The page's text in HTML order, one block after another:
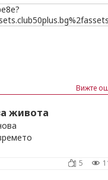
Вижте
живота
5